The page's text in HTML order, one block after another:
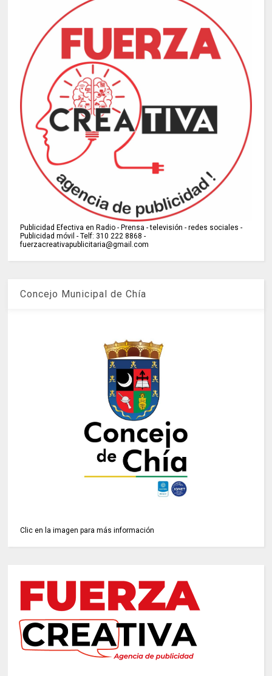
Publicidad Efectiva en Radio - Prensa - televisión - redes sociales -
Publicidad móvil - Telf: 310 222 8868 -
fuerzacreativapublicitaria@gmail.com
Concejo Municipal de Chía
Clic en la imagen para más información